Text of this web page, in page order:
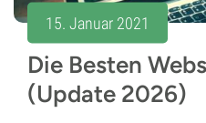
15. Januar 2021
Die Besten
(Update 2026)